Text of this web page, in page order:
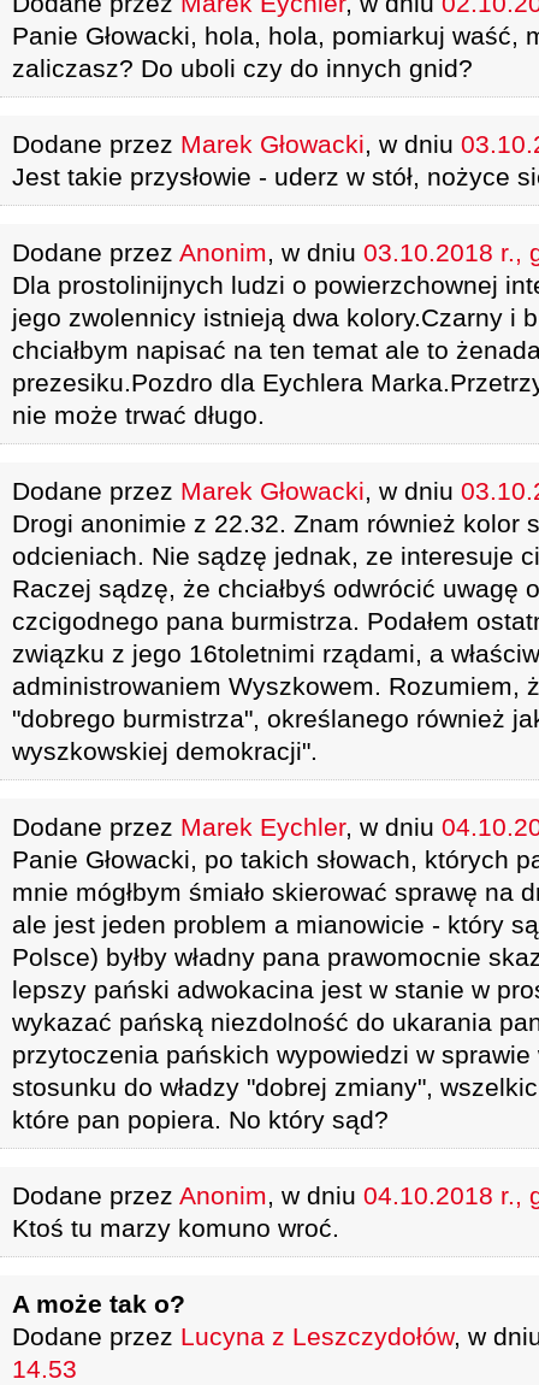
Panie Głowacki, hola, hola, pomiarkuj waść,
zaliczasz? Do uboli czy do innych gnid?
Dodane przez Marek Głowacki, w dniu
Jest takie przysłowie - uderz w stół, nożyce
Dodane przez Anonim, w dniu 03.10.2018 r.,
Dla prostolinijnych ludzi o powierzchownej
jego zwolennicy istnieją dwa kolory.Czarny i
chciałbym napisać na ten temat ale to
prezesiku.Pozdro dla Eychlera
nie może trwać długo.
Dodane przez Marek Głowacki, w dniu
Drogi anonimie z 22.32. Znam również kolor
odcieniach. Nie sądzę jednak, ze interesuje
Raczej sądzę, że chciałbyś odwrócić uwagę
czcigodnego pana burmistrza. Podałem
związku z jego 16toletnimi rządami, a
administrowaniem Wyszkowem. Rozumiem,
"dobrego burmistrza", określanego również
wyszkowskiej demokracji".
Dodane przez Marek Eychler, w dniu
Panie Głowacki, po takich słowach, których
mnie mógłbym śmiało skierować sprawę na
ale jest jeden problem a mianowicie - który
Polsce) byłby władny pana prawomocnie
lepszy pański adwokacina jest w stanie w
wykazać pańską niezdolność do ukarania
przytoczenia pańskich wypowiedzi w
stosunku do władzy "dobrej zmiany",
które pan popiera. No który sąd?
Dodane przez Anonim, w dniu 04.10.2018 r.,
Ktoś tu marzy komuno wroć.
A może tak o?
Dodane przez Lucyna z Leszczydołów, w
14.53